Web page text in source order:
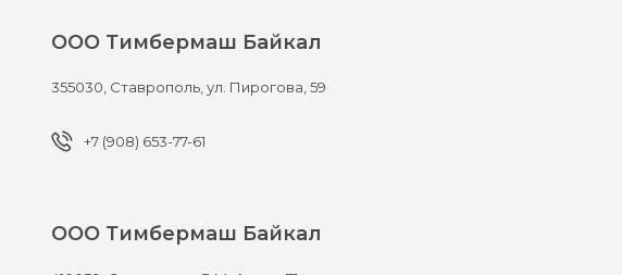
ООО Тимбермаш Байкал
355030, Ставрополь,ул. Пирогова, 59
+7 (908) 653-77-61
ООО Тимбермаш Байкал